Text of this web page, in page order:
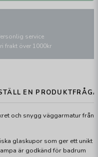
service
frakt över 1000kr
EN
och snygg väggarmatur från
glaskupor som ger ett unikt
är godkänd för badrum